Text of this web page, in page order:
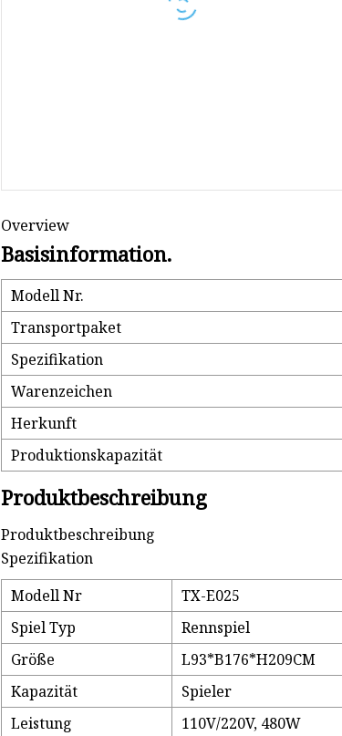
Overview
Basisinformation.
Modell Nr.
Transportpaket
Spezifikation
Warenzeichen
Herkunft
Produktionskapazität
Produktbeschreibung
Produktbeschreibung
Spezifikation
Modell Nr
TX-E025
Spiel Typ
Rennspiel
Größe
L93*B176*H209CM
Kapazität
Spieler
Leistung
110V/220V, 480W